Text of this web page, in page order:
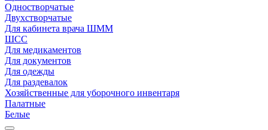
Одностворчатые
Двухстворчатые
Для кабинета врача ШММ
ШСС
Для медикаментов
Для документов
Для одежды
Для раздевалок
Хозяйственные для уборочного инвентаря
Палатные
Белые